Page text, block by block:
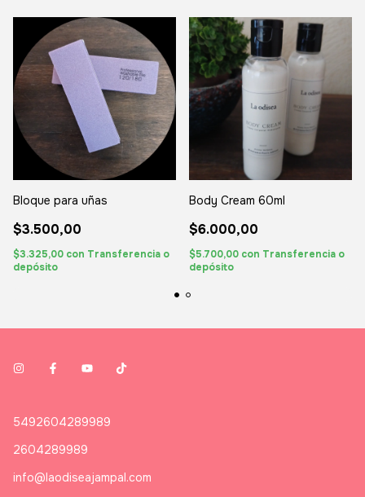
Bloque para uñas
$3.500,00
$3.325,00 con Transferencia o
depósito
Body Cream 60ml
$6.000,00
$5.700,00 con Transferencia o
depósito
5492604289989
2604289989
info@laodiseajampal.com